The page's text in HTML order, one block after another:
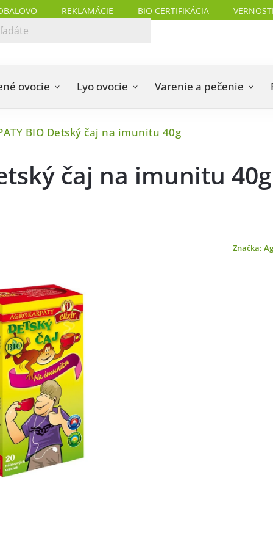
REKLAMÁCIE BIO CERTIFIKÁCIA
ovocie Lyo ovocie Varenie a pečenie
BIO Detský čaj na imunitu 40g
čaj na imunitu 40g
Značka: